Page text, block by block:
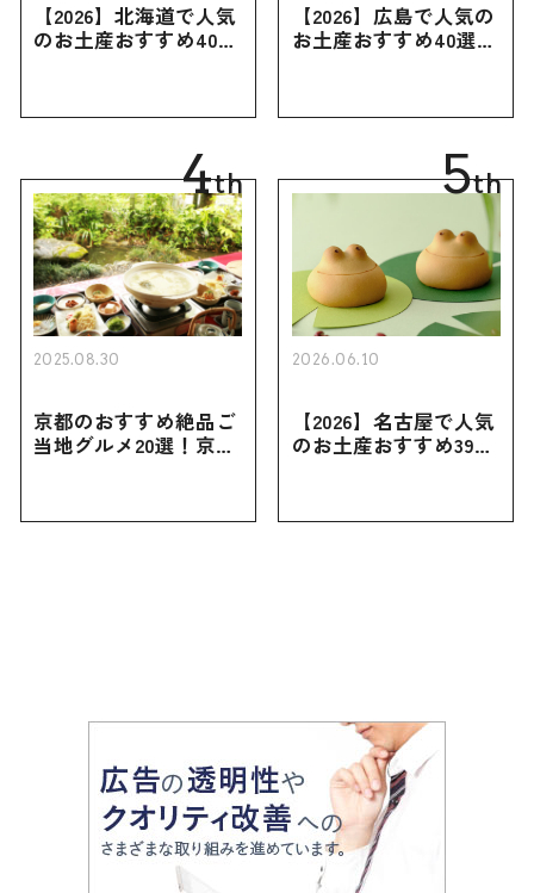
【2026】北海道で人気
のお土産おすすめ40選
買えない限定品、女性
【2026】広島で人気の
お土産おすすめ40選｜
き用、女性向けまで幅
4th
2025.08.30
京都のおすすめ絶品ご
当地グルメ20選！京都
5th
2026.06.10
【2026】名古屋で人気
のお土産おすすめ39選
お土産・ばらまき用ま